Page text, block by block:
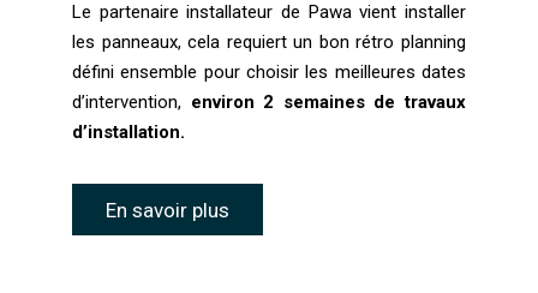
Le partenaire installateur de Pawa vient installer
les panneaux, cela requiert un bon rétro planning
défini ensemble pour choisir les meilleures dates
d’intervention, environ 2 semaines de travaux
d’installation.
En savoir plus